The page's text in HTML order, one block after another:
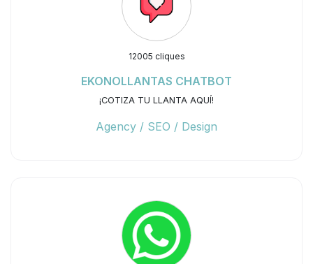
12005 cliques
EKONOLLANTAS CHATBOT
¡COTIZA TU LLANTA AQUÍ!
Agency / SEO / Design